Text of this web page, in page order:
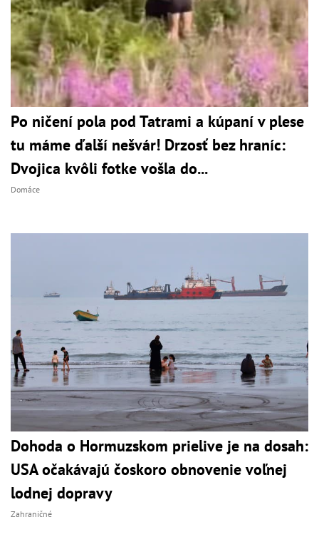
Po ničení pola pod Tatrami a kúpaní v plese
tu máme ďalší nešvár! Drzosť bez hraníc:
Dvojica kvôli fotke vošla do...
Domáce
Dohoda o Hormuzskom prielive je na dosah:
USA očakávajú čoskoro obnovenie voľnej
lodnej dopravy
Zahraničné